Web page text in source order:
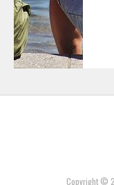
Copyright ©